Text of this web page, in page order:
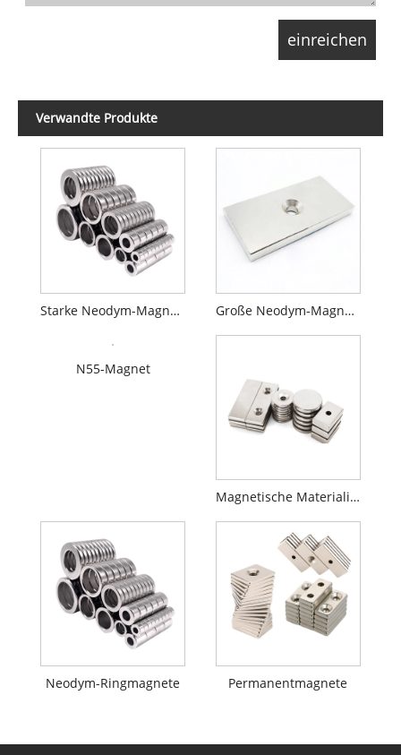
Verwandte Produkte
Starke Neodym-Magnete Große Neodym-Magnete
Magnetische Materialien
Neodym-Ringmagnete Permanentmagnete